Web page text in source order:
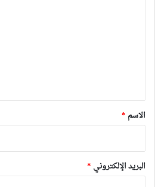
*
الاسم *
البريد الإلكتروني *